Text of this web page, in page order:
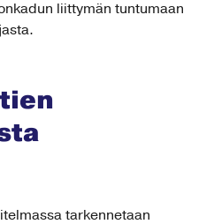
liittymän tuntumaan
tarkennetaan